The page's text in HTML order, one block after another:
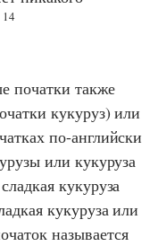
14
початки также
кукуруз) или
по-английски
или кукуруза
кукуруза
кукуруза или
называется